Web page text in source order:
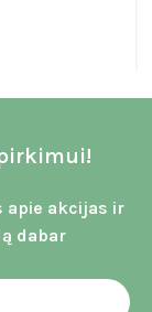
apie akcijas ir
dabar